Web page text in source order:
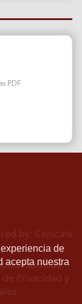
PDF
de
acepta nuestra
by: Cenicafé
nuestros
Privacidad y